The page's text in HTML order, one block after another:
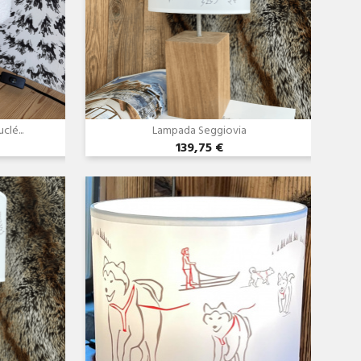
Lampada Seggiovia
139,75 €
Anteprima